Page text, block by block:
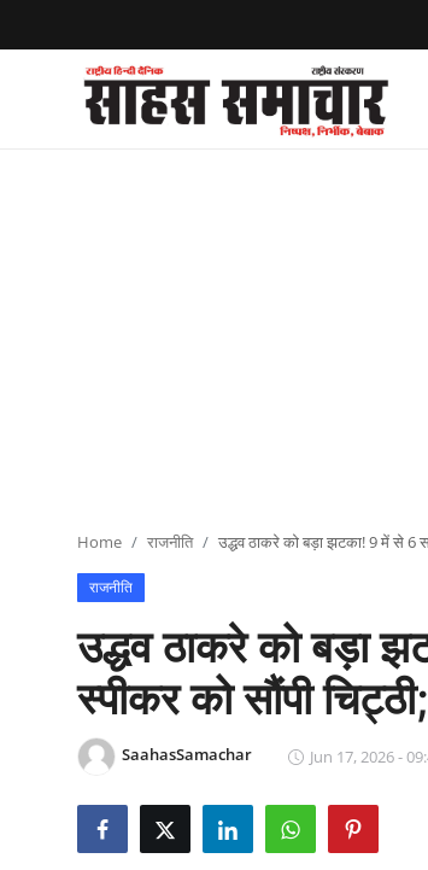
Register
Home राजनीति उद्धव ठाकरे को बड़ा झटका! 9 में से 6
राजनीति
उद्धव ठाकरे को बड़ा
स्पीकर को सौंपी
SaahasSamachar Jun 17, 2026 -